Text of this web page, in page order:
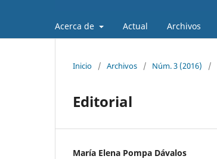
Acerca de Actual Archivos
Inicio / Archivos / Núm. 3 (2016) /
Editorial
María Elena Pompa Dávalos